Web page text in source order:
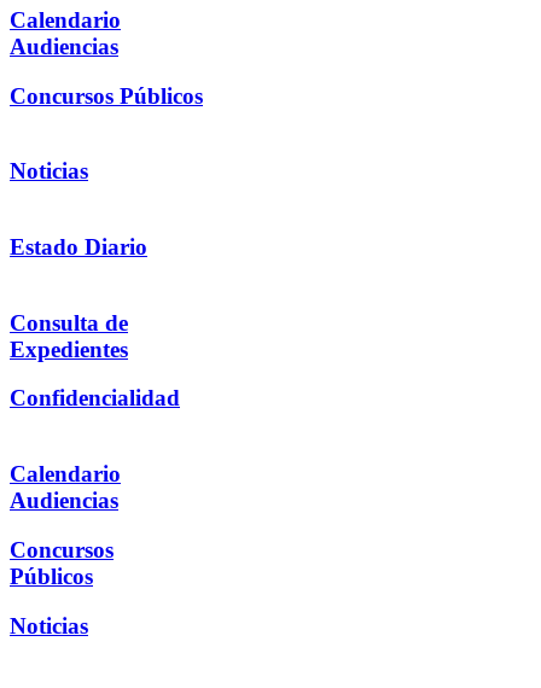
Calendario
Audiencias
Concursos Públicos
Noticias
Estado Diario
Consulta de
Expedientes
Confidencialidad
Calendario
Audiencias
Concursos
Públicos
Noticias